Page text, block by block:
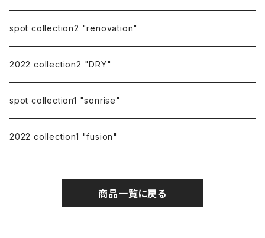
spot collection2 "renovation"
2022 collection2 "DRY"
spot collection1 "sonrise"
2022 collection1 "fusion"
商品一覧に戻る